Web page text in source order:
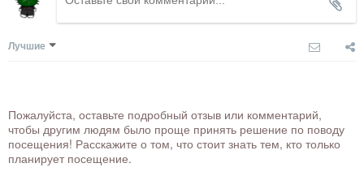
Лучшие
Пожалуйста, оставьте подробный отзыв или комментарий,
чтобы другим людям было проще принять решение по поводу
посещения! Расскажите о том, что стоит знать тем, кто только
планирует посещение.